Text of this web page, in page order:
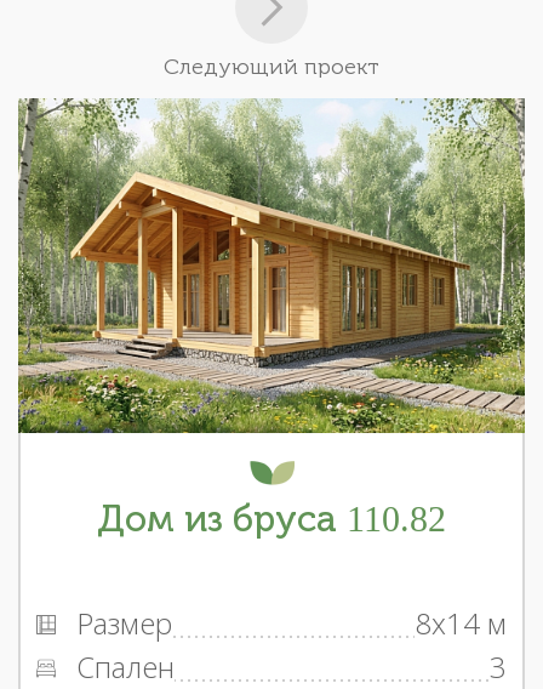
Следующий проект
Дом из бруса 110.82
Размер
8x14 м
Спален
3